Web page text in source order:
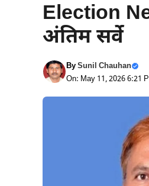
Election
अंतिम सर्वे
BySunil Chauhan
On: May 11, 2026 6:21